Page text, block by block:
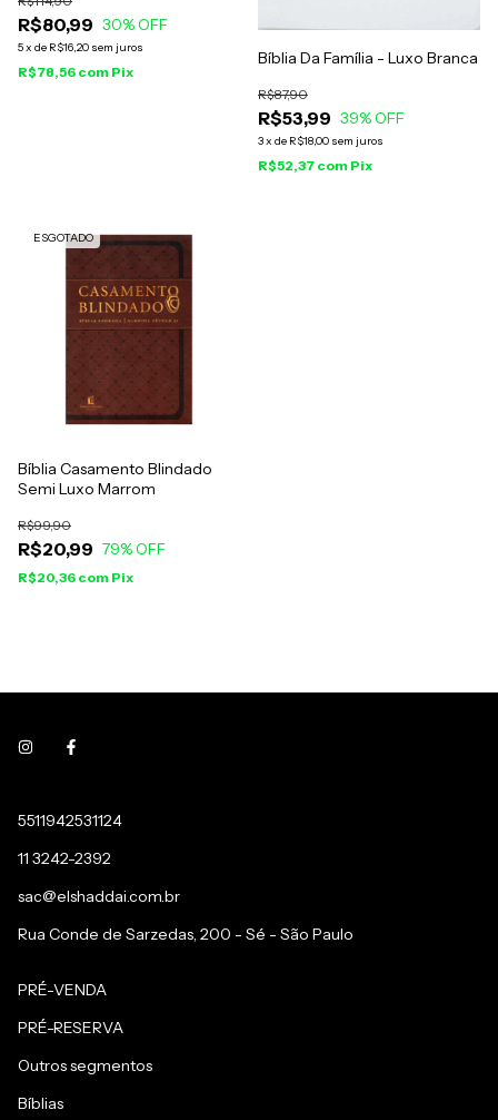
R$80,99 30% OFF
5x de R$16,20 sem juros
R$78,56 com Pix
Bíblia Da Família - Luxo Branca
R$53,99
R$87,90
39% OFF
3x de R$18,00 sem juros
R$52,37 com Pix
ESGOTADO
Bíblia Casamento Blindado
Semi Luxo Marrom
R$20,99
R$99,90
79% OFF
R$20,36 com Pix
5511942531124
11 3242-2392
sac@elshaddai.com.br
Rua Conde de Sarzedas, 200 - Sé - São Paulo
PRÉ-VENDA
PRÉ-RESERVA
Outros segmentos
Bíblias